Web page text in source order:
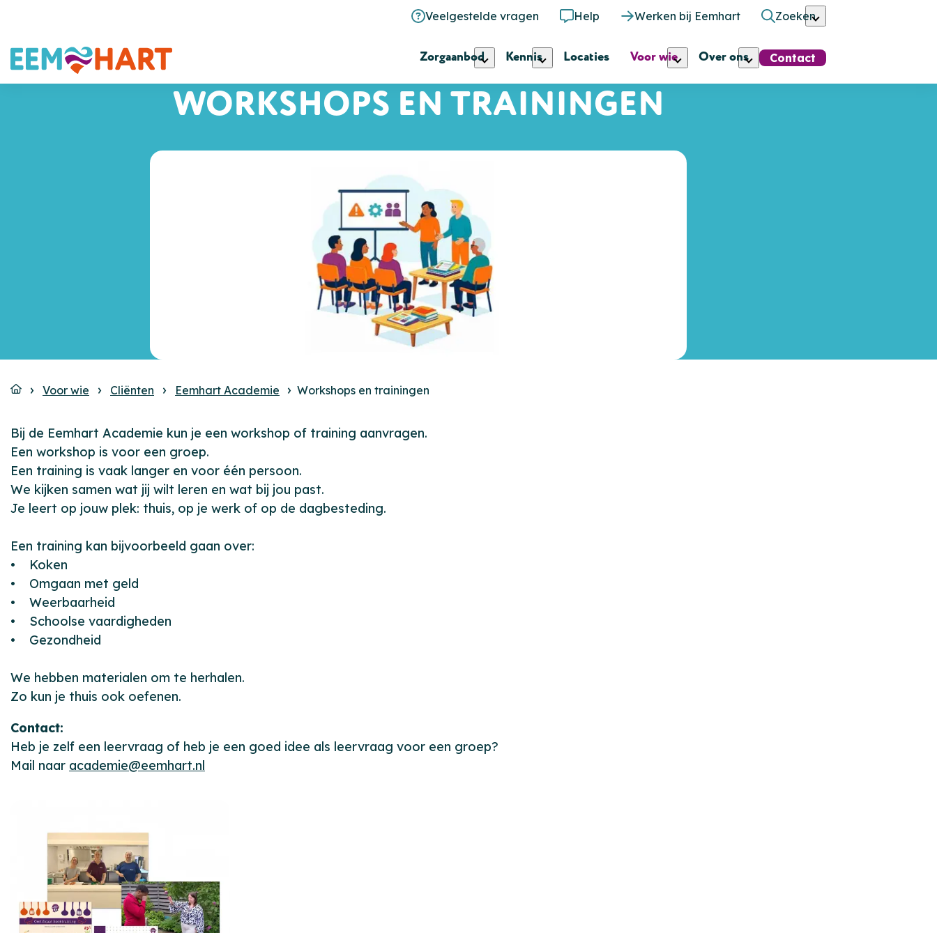
Veelgestelde vragen Help Werken bij Eemhart Zoeken
Zorgaanbod Kennis Locaties Voor wie Over ons Contact
WORKSHOPS EN TRAININGEN
Voor wie Cliënten Eemhart Academie Workshops en trainingen
Bij de Eemhart Academie kun je een workshop of training aanvragen.
Een workshop is voor een groep.
Een training is vaak langer en voor één persoon.
We kijken samen wat jij wilt leren en wat bij jou past.
Je leert op jouw plek: thuis, op je werk of op de dagbesteding.
Een training kan bijvoorbeeld gaan over:
• Koken
• Omgaan met geld
• Weerbaarheid
• Schoolse vaardigheden
• Gezondheid
We hebben materialen om te herhalen.
Zo kun je thuis ook oefenen.
Contact:
Heb je zelf een leervraag of heb je een goed idee als leervraag voor een groep?
Mail naar academie@eemhart.nl